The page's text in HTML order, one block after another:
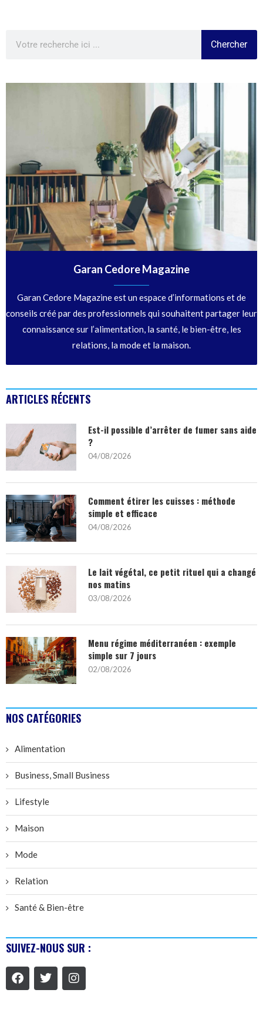
Chercher
Garan Cedore Magazine
Garan Cedore Magazine est un espace d’informations et de
conseils créé par des professionnels qui souhaitent partager leur
connaissance sur l’alimentation, la santé, le bien-être, les
relations, la mode et la maison.
ARTICLES RÉCENTS
Est-il possible d’arrêter de fumer sans aide
?
04/08/2026
Comment étirer les cuisses : méthode
simple et efficace
04/08/2026
Le lait végétal, ce petit rituel qui a changé
nos matins
03/08/2026
Menu régime méditerranéen : exemple
simple sur 7 jours
02/08/2026
NOS CATÉGORIES
Alimentation
Business, Small Business
Lifestyle
Maison
Mode
Relation
Santé & Bien-être
SUIVEZ-NOUS SUR :